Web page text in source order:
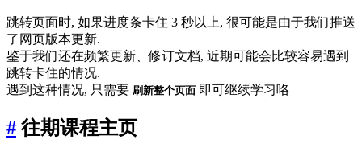
跳转页面时, 如果进度条卡住 3 秒以上, 很可能是由于我们推送
了网页版本更新.
鉴于我们还在频繁更新、修订文档, 近期可能会比较容易遇到
跳转卡住的情况.
遇到这种情况, 只需要 刷新整个页面 即可继续学习咯
# 往期课程主页